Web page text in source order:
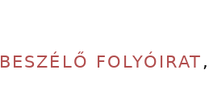
BESZÉLŐ FOLYÓIRAT